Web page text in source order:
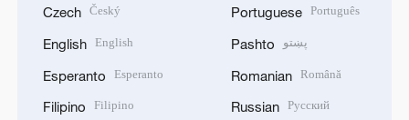
Czech Český
English English
Esperanto Esperanto
Filipino Filipino
Portuguese Português
Pashto پښتو
Romanian Română
Russian Русский